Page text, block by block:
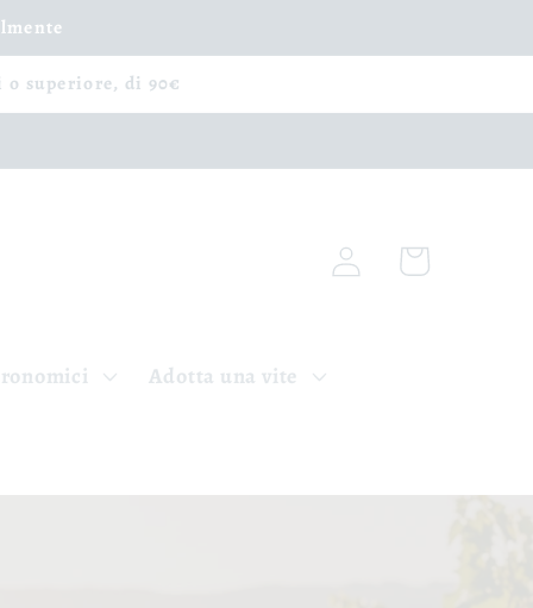
superiore, di 90€
Adotta una vite
Accedi Carrello